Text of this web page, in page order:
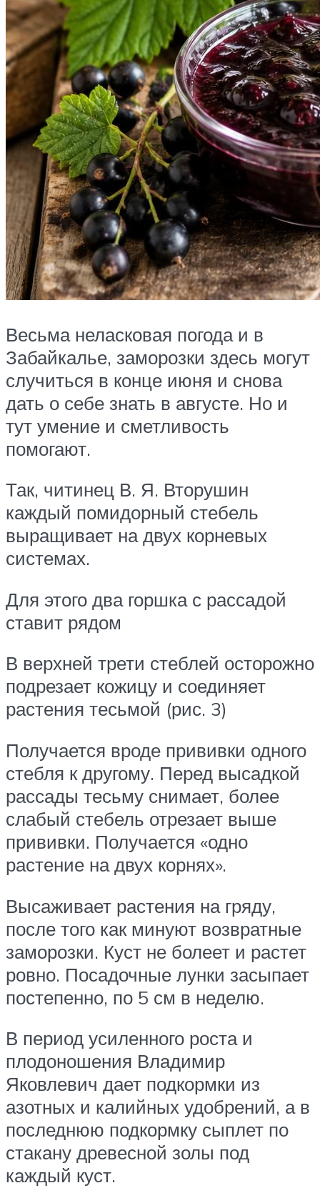
Весьма неласковая погода и в
Забайкалье, заморозки здесь могут
случиться в конце июня и снова
дать о себе знать в августе. Но и
тут умение и сметливость
помогают.
Так, читинец В. Я. Вторушин
каждый помидорный стебель
выращивает на двух корневых
системах.
Для этого два горшка с рассадой
ставит рядом
В верхней трети стеблей осторожно
подрезает кожицу и соединяет
растения тесьмой (рис. 3)
Получается вроде прививки одного
стебля к другому. Перед высадкой
рассады тесьму снимает, более
слабый стебель отрезает выше
прививки. Получается «одно
растение на двух корнях».
Высаживает растения на гряду,
после того как минуют возвратные
заморозки. Куст не болеет и растет
ровно. Посадочные лунки засыпает
постепенно, по 5 см в неделю.
В период усиленного роста и
плодоношения Владимир
Яковлевич дает подкормки из
азотных и калийных удобрений, а в
последнюю подкормку сыплет по
стакану древесной золы под
каждый куст.